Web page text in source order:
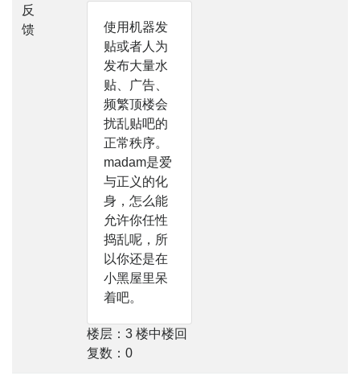
反
馈
使用机器发
贴或者人为
发布大量水
贴、广告、
频繁顶楼会
扰乱贴吧的
正常秩序。
madam是爱
与正义的化
身，怎么能
允许你任性
捣乱呢，所
以你还是在
小黑屋里呆
着吧。
楼层：3 楼中楼回
复数：0